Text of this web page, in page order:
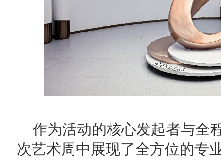
作为活动的核心发起者与全
次艺术周中展现了全方位的专